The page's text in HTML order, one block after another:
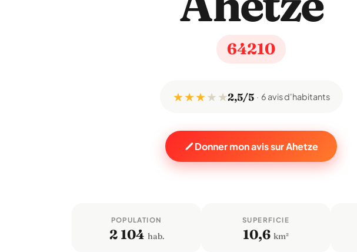
64210
★ ★ ★★ ★2,5/5 6 avis d'habitants
Donner mon avis sur Ahetze
POPULATION
2 104 hab.
SUPERFICIE
10,6 km²